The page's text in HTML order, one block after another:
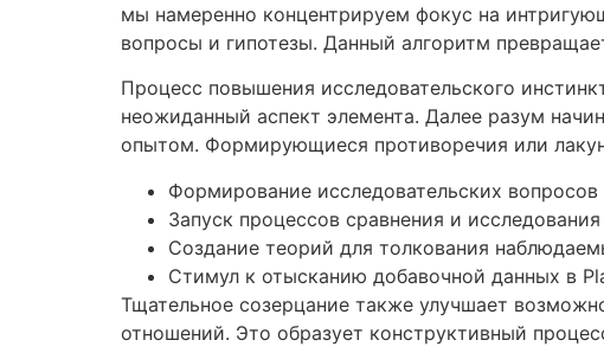
мы намеренно концентрируем фокус на
вопросы и гипотезы. Данный алгоритм
Процесс повышения исследовательского
неожиданный аспект элемента. Далее разум
опытом. Формирующиеся противоречия или
Формирование исследовательских
Запуск процессов сравнения и исследования
Создание теорий для толкования
Стимул к отысканию добавочной данных в
Тщательное созерцание также улучшает
отношений. Это образует конструктивный